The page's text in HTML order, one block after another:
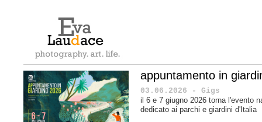
appuntamento in
03.06.2026 - Gigs
il 6 e 7 giugno 2026 torna l'evento
dedicato ai parchi e giardini d'Italia